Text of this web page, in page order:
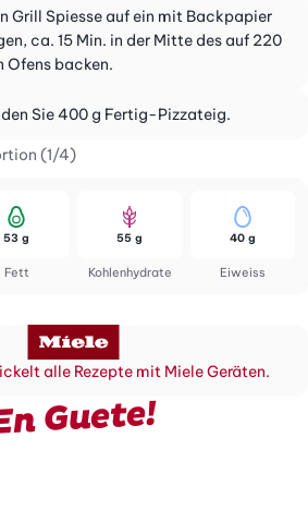
Grill Spiesse auf ein mit Backpapier
ca. 15 Min. in der Mitte des auf 220
Ofens backen.
Sie 400 g Fertig-Pizzateig.
(1/4)
Fett
53 g
Kohlenhydrate
55 g
Eiweiss
40 g
alle Rezepte mit Miele Geräten.
Guete!